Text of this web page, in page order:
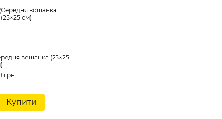
вощанка (25×25
грн
Купити